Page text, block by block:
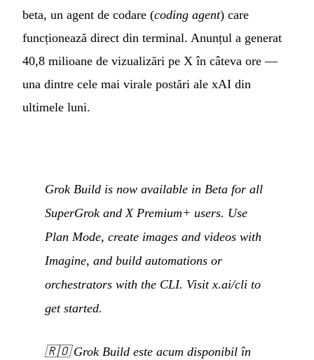
beta, un agent de codare (coding agent) care
funcționează direct din terminal. Anunțul a generat
40,8 milioane de vizualizări pe X în câteva ore —
una dintre cele mai virale postări ale xAI din
ultimele luni.
Grok Build is now available in Beta for all
SuperGrok and X Premium+ users. Use
Plan Mode, create images and videos with
Imagine, and build automations or
orchestrators with the CLI. Visit x.ai/cli to
get started.
🇷🇴Grok Build este acum disponibil în